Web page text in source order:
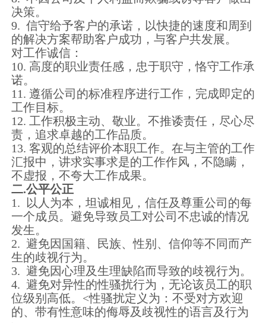
决策。
9. 信守给予客户的承诺，以快捷的速度和周到
的解决方案帮助客户成功，与客户共发展。
对工作诚信：
10. 高度的职业责任感，忠于职守，恪守工作承
诺。
11. 遵循公司的标准程序进行工作，完成即定的
工作目标。
12. 工作积极主动、敬业。不推诿责任，尽心尽
责，追求卓越的工作品质。
13. 客观的总结评价本职工作。在与主管的工作
汇报中，讲求实事求是的工作作风，不隐瞒，
不虚报，不夸大工作成果。
二.公平公正
1. 以人为本，坦诚相见，信任及尊重公司的每
一个成员。避免导致员工对公司不忠诚的情况
发生。
2. 避免因国籍、民族、性别、信仰等不同而产
生的歧视行为。
3. 避免因心理及生理缺陷而导致的歧视行为。
4. 避免对异性的性骚扰行为，无论该员工的职
位级别高低。<性骚扰定义为：不受对方欢迎
的、带有性意味的侮辱及歧视性的语言及行为